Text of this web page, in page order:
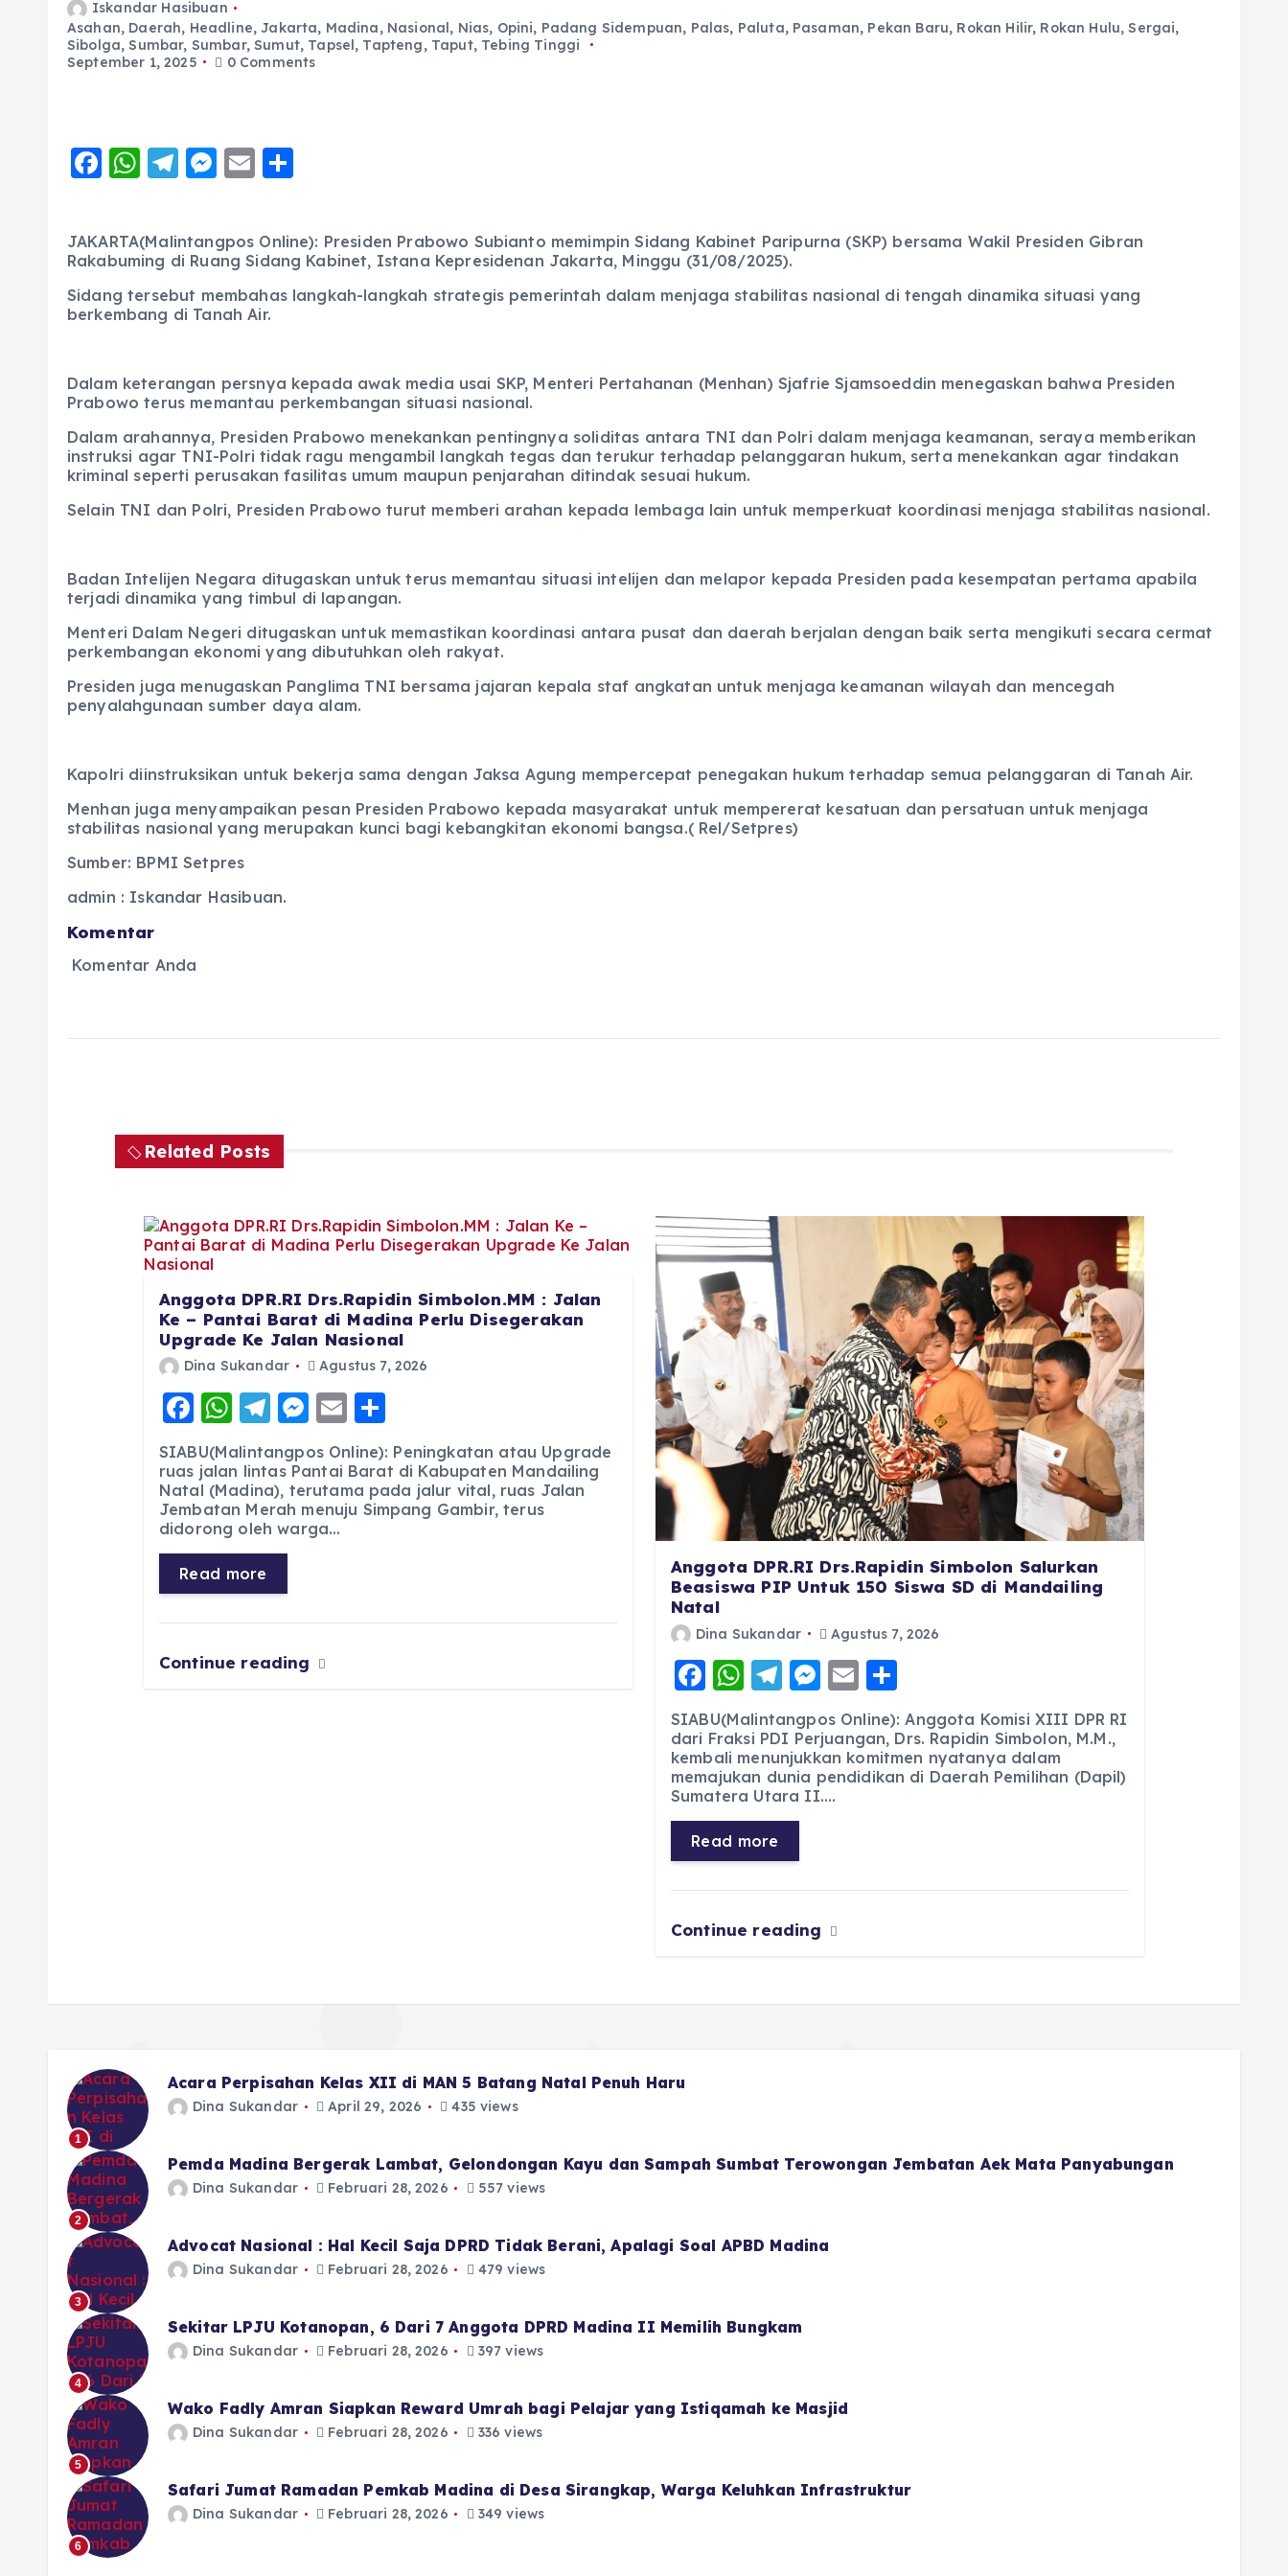
Iskandar Hasibuan
Asahan, Daerah, Headline,Jakarta, Madina, Nasional, Nias, Opini, Padang Sidempuan, Palas, Paluta, Pasaman, Pekan Baru, Rokan Hilir, Rokan Hulu,Sergai,
Sibolga,Sumbar, Sumbar,Sumut, Tapsel, Tapteng, Taput, Tebing Tinggi
September 1, 2025
0 Comments
F
e
b
o
k
W
ts
A
p
T
g
r
a
M
e
n
g
E
l
re
JAKARTA(Malintangpos Online): Presiden Prabowo Subianto memimpin Sidang Kabinet Paripurna (SKP) bersama Wakil Presiden Gibran
Rakabuming di Ruang Sidang Kabinet, Istana Kepresidenan Jakarta, Minggu (31/08/2025).
Sidang tersebut membahas langkah-langkah strategis pemerintah dalam menjaga stabilitas nasional di tengah dinamika situasi yang
berkembang di Tanah Air.
Dalam keterangan persnya kepada awak media usai SKP, Menteri Pertahanan (Menhan) Sjafrie Sjamsoeddin menegaskan bahwa Presiden
Prabowo terus memantau perkembangan situasi nasional.
Dalam arahannya, Presiden Prabowo menekankan pentingnya soliditas antara TNI dan Polri dalam menjaga keamanan, seraya memberikan
instruksi agar TNI-Polri tidak ragu mengambil langkah tegas dan terukur terhadap pelanggaran hukum, serta menekankan agar tindakan
kriminal seperti perusakan fasilitas umum maupun penjarahan ditindak sesuai hukum.
Selain TNI dan Polri, Presiden Prabowo turut memberi arahan kepada lembaga lain untuk memperkuat koordinasi menjaga stabilitas nasional.
Badan Intelijen Negara ditugaskan untuk terus memantau situasi intelijen dan melapor kepada Presiden pada kesempatan pertama apabila
terjadi dinamika yang timbul di lapangan.
Menteri Dalam Negeri ditugaskan untuk memastikan koordinasi antara pusat dan daerah berjalan dengan baik serta mengikuti secara cermat
perkembangan ekonomi yang dibutuhkan oleh rakyat.
Presiden juga menugaskan Panglima TNI bersama jajaran kepala staf angkatan untuk menjaga keamanan wilayah dan mencegah
penyalahgunaan sumber daya alam.
Kapolri diinstruksikan untuk bekerja sama dengan Jaksa Agung mempercepat penegakan hukum terhadap semua pelanggaran di Tanah Air.
Menhan juga menyampaikan pesan Presiden Prabowo kepada masyarakat untuk mempererat kesatuan dan persatuan untuk menjaga
stabilitas nasional yang merupakan kunci bagi kebangkitan ekonomi bangsa.( Rel/Setpres)
Sumber: BPMI Setpres
admin : Iskandar Hasibuan.
Komentar
Komentar Anda
Related Posts
Anggota DPR.RI Drs.Rapidin Simbolon.MM : Jalan
Ke – Pantai Barat di Madina Perlu Disegerakan
Upgrade Ke Jalan Nasional
Dina Sukandar Agustus 7, 2026
F
a
c
e
b
o
o
k
W
h
a
ts
A
p
p
T
e
g
r
a
m
M
ss
e
n
E
m
ai
l
h
a
re
SIABU(Malintangpos Online): Peningkatan atau Upgrade
ruas jalan lintas Pantai Barat di Kabupaten Mandailing
Natal (Madina), terutama pada jalur vital, ruas Jalan
Jembatan Merah menuju Simpang Gambir, terus
didorong oleh warga…
Read more
Continue reading
Anggota DPR.RI Drs.Rapidin Simbolon Salurkan
Beasiswa PIP Untuk 150 Siswa SD di Mandailing
Natal
Dina Sukandar Agustus 7, 2026
F
a
c
e
b
o
o
k
W
h
a
ts
A
p
p
T
el
e
g
r
a
m
M
e
ss
e
n
E
m
ai
l
h
a
re
SIABU(Malintangpos Online): Anggota Komisi XIII DPR RI
dari Fraksi PDI Perjuangan, Drs. Rapidin Simbolon, M.M.,
kembali menunjukkan komitmen nyatanya dalam
memajukan dunia pendidikan di Daerah Pemilihan (Dapil)
Sumatera Utara II.…
Read more
Continue reading
1
Acara Perpisahan Kelas XII di MAN 5 Batang Natal Penuh Haru
Dina Sukandar April 29, 2026 435 views
2
Pemda Madina Bergerak Lambat, Gelondongan Kayu dan Sampah Sumbat Terowongan Jembatan Aek Mata Panyabungan
Dina Sukandar Februari 28, 2026 557 views
3
Advocat Nasional : Hal Kecil Saja DPRD Tidak Berani, Apalagi Soal APBD Madina
Dina Sukandar Februari 28, 2026 479 views
4
Sekitar LPJU Kotanopan, 6 Dari 7 Anggota DPRD Madina II Memilih Bungkam
Dina Sukandar Februari 28, 2026 397 views
5
Wako Fadly Amran Siapkan Reward Umrah bagi Pelajar yang Istiqamah ke Masjid
Dina Sukandar Februari 28, 2026 336 views
6
Safari Jumat Ramadan Pemkab Madina di Desa Sirangkap, Warga Keluhkan Infrastruktur
Dina Sukandar Februari 28, 2026 349 views